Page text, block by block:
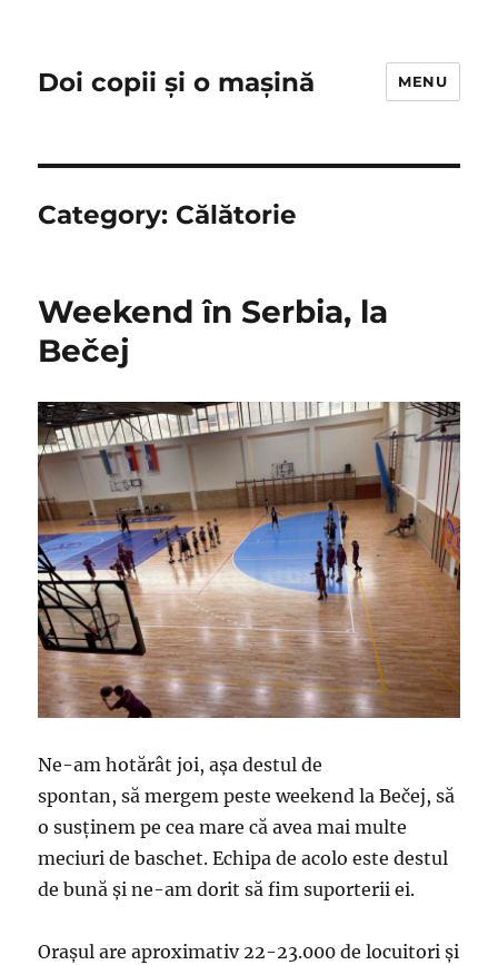
Doi copii și o mașină MENU
Category: Călătorie
Weekend în Serbia, la
Bečej
Ne-am hotărât joi, așa destul de
spontan, să mergem peste weekend la Bečej, să
o susținem pe cea mare că avea mai multe
meciuri de baschet. Echipa de acolo este destul
de bună și ne-am dorit să fim suporterii ei.
Orașul are aproximativ 22-23.000 de locuitori și